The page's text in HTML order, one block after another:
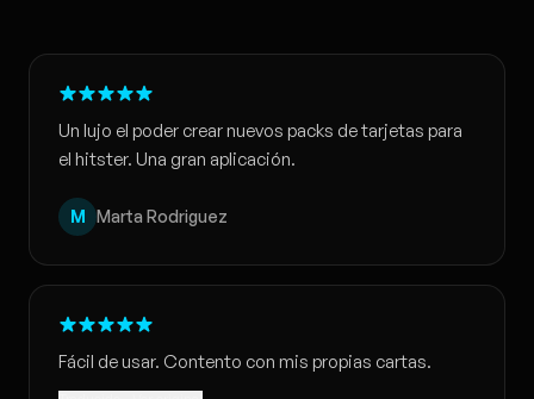
Un lujo el poder crear nuevos packs de tarjetas para
el hitster. Una gran aplicación.
M Marta Rodriguez
Fácil de usar. Contento con mis propias cartas.